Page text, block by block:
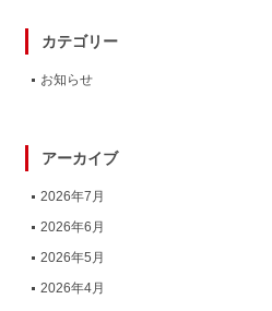
カテゴリー
お知らせ
アーカイブ
2026年7月
2026年6月
2026年5月
2026年4月